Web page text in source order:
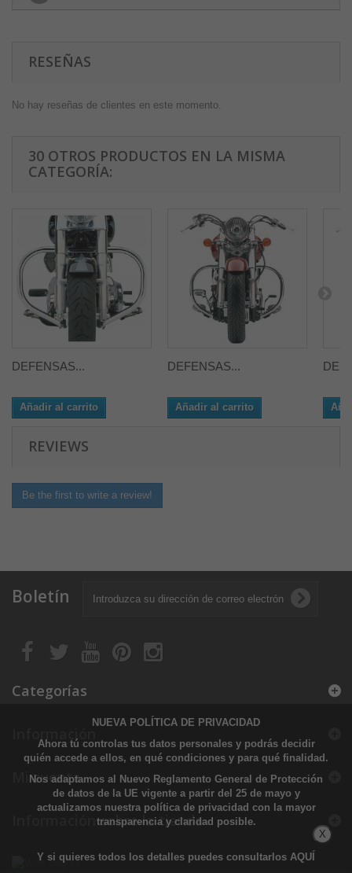
RESEÑAS
No hay reseñas de clientes en este momento.
30 OTROS PRODUCTOS EN LA MISMA
CATEGORÍA:
DEFENSAS...
Añadir al carrito
DEFENSAS...
Añadir al carrito
REVIEWS
Be the first to write a review!
Boletín
Categorías
Información
Mi cuenta
Información sobre la tienda
NUEVA POLÍTICA DE PRIVACIDAD
Ahora tú controlas tus datos personales y podrás decidir
quién accede a ellos, en qué condiciones y para qué finalidad.
Nos adaptamos al Nuevo Reglamento General de Protección
de datos de la UE vigente a partir del 25 de mayo y
actualizamos nuestra política de privacidad con la mayor
transparencia y claridad posible.
Y si quieres todos los detalles puedes consultarlos AQUÍ
X